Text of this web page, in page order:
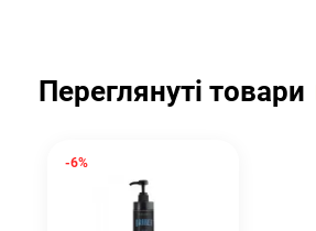
Переглянуті товари
-6%